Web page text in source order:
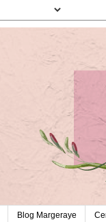
Blog Margeraye